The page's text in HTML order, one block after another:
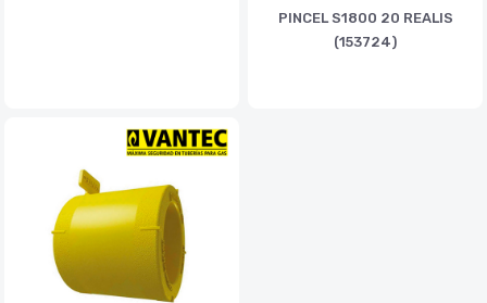
PINCEL S1800 20 REALIS
(153724)